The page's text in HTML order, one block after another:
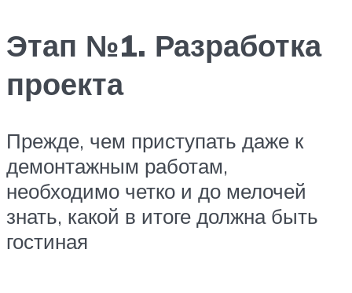
Этап №1. Разработка
проекта
Прежде, чем приступать даже к
демонтажным работам,
необходимо четко и до мелочей
знать, какой в итоге должна быть
гостиная